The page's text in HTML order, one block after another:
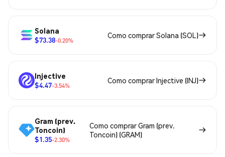
Solana
$73.38-0.20%
Como comprar Solana (SOL)
Injective
$4.47-3.54%
Como comprar Injective (INJ)
Gram (prev.
Toncoin)
$1.35-2.30%
Como comprar Gram (prev.
Toncoin) (GRAM)